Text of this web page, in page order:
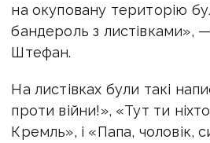
на окуповану територію
бандероль з листівками»,
Штефан.
На листівках були такі
проти війни!», «Тут ти
Кремль», і «Папа, чоловік,